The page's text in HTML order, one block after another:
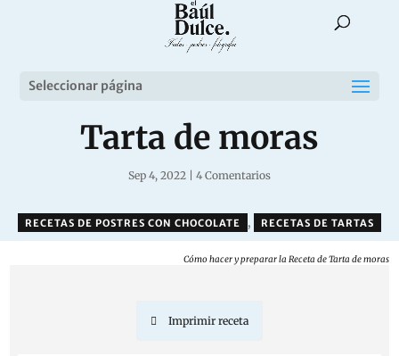
Seleccionar página
Tarta de moras
Sep 4, 2022 4 Comentarios
RECETAS DE POSTRES CON CHOCOLATE , RECETAS DE TARTAS
Cómo hacer y preparar la Receta de Tarta de moras
Imprimir receta